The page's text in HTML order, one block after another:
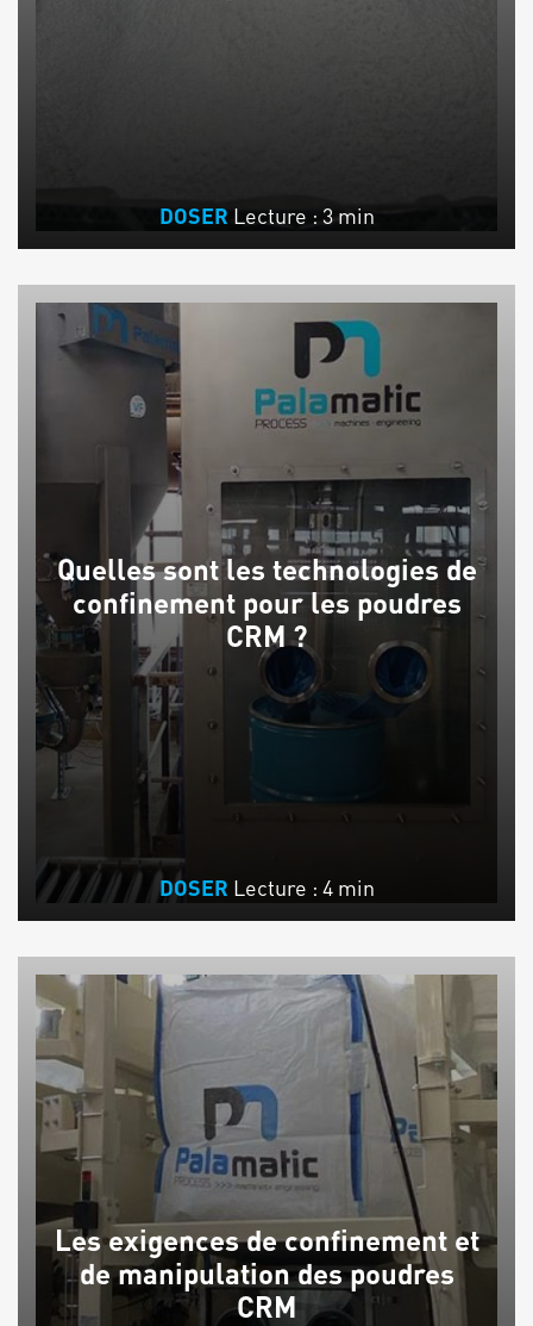
DOSER Lecture : 3 min
Quelles sont les technologies de
confinement pour les poudres
CRM ?
DOSER Lecture : 4 min
Les exigences de confinement et
de manipulation des poudres
CRM